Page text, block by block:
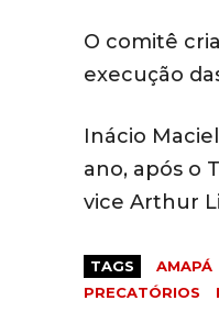
O comitê
execução
Inácio
ano, após o
vice Arthur
TAGS AMAPÁ
PRECATÓRIOS